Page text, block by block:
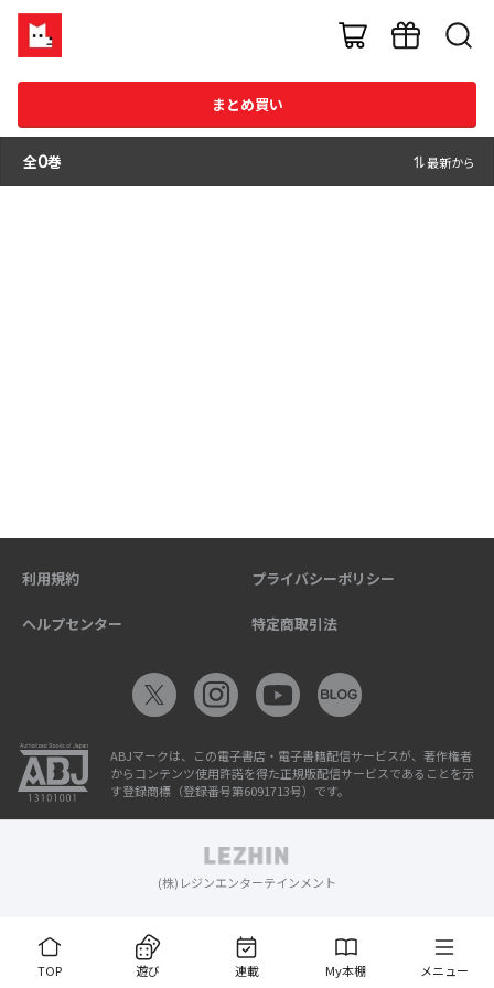
まとめ買い
全0巻 最新から
TOP 遊び 連載 My本棚 メニュー
利用規約 プライバシーポリシー
ヘルプセンター 特定商取引法
ABJマークは、この電子書店・電子書籍配信サービスが、著作権者
からコンテンツ使用許諾を得た正規版配信サービスであることを示
す登録商標（登録番号第6091713号）です。
(株)レジンエンターテインメント